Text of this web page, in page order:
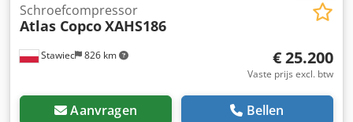
Stawiec 826 km
Schroefcompressor
Atlas CopcoXAHS186
€ 25.200
Vaste prijs excl. btw
Aanvragen Bellen